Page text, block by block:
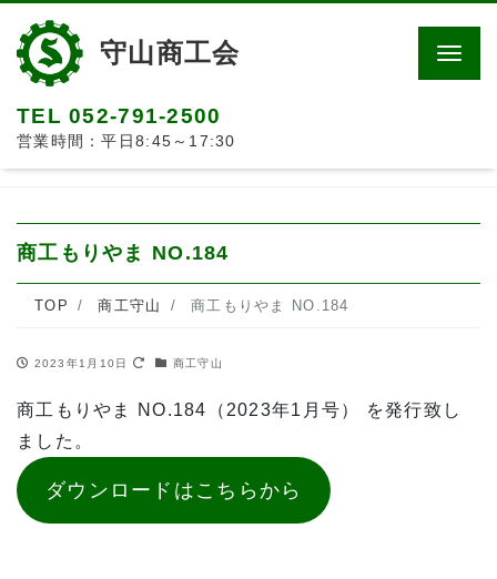
守山商工会
TEL 052-791-2500
営業時間：平日8:45～17:30
商工もりやま NO.184
TOP 商工守山 商工もりやま NO.184
2023年1月10日 商工守山
商工もりやま NO.184（2023年1月号） を発行致し
ました。
ダウンロードはこちらから